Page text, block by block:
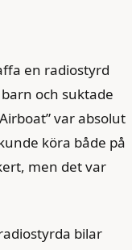
en radiostyrd
och suktade
var absolut
köra både på
men det var
bilar